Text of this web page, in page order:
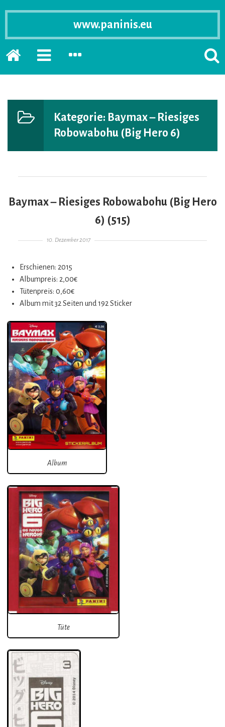
www.paninis.eu
Startseite
PRIMÄRE
ERWEITERN
SEKUNDÄRE
ERWEITERN
Kategorie: Baymax – Riesiges
Robowabohu (Big Hero 6)
Baymax – Riesiges Robowabohu (Big Hero
6) (515)
Gepostet am
10. Dezember 2017
Erschienen: 2015
Albumpreis: 2,00€
Tütenpreis: 0,60€
Album mit 32 Seiten und 192 Sticker
Album
Tüte